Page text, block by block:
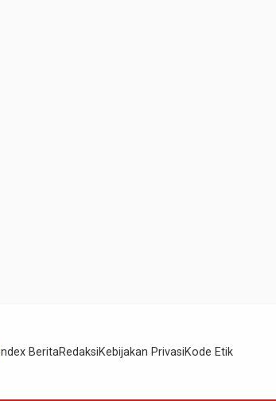
Index BeritaRedaksiKebijakan PrivasiKode Etik